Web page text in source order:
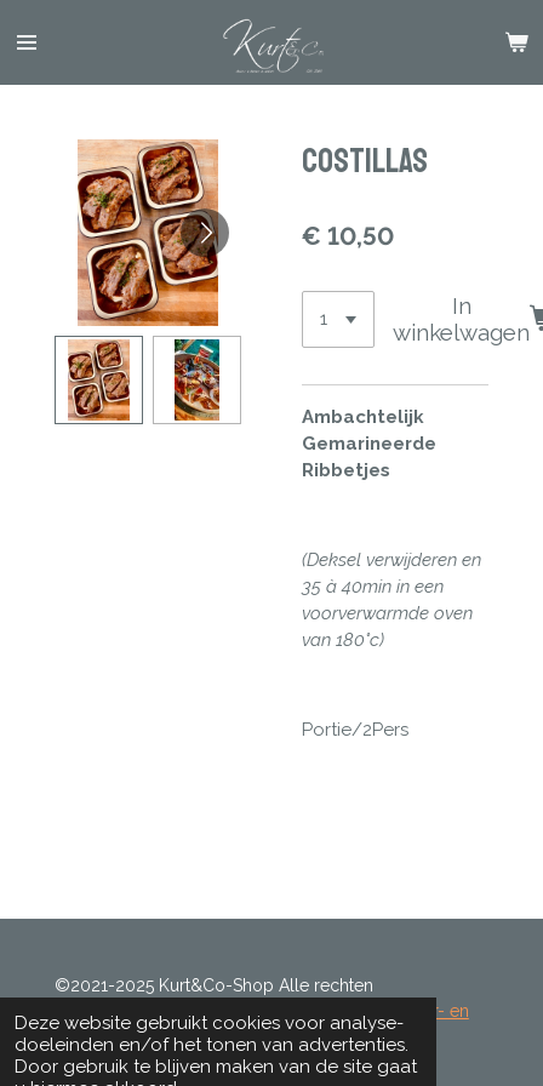
Deze website gebruikt cookies voor analyse-
doeleinden en/of het tonen van advertenties.
Door gebruik te blijven maken van de site gaat
direct
Costillas
€ 10,50
In
winkelwagen
Ambachtelijk
Gemarineerde
Ribbetjes
(Deksel verwijderen en
35 à 40min in een
voorverwarmde oven
van 180°c)
Portie/2Pers
©2021-2025 Kurt&Co-Shop Alle rechten
voorbehouden.
Algemene voorwaarden
Retour- en
teruggavebeleid - Betaling en
verzending- Privacyverklaring